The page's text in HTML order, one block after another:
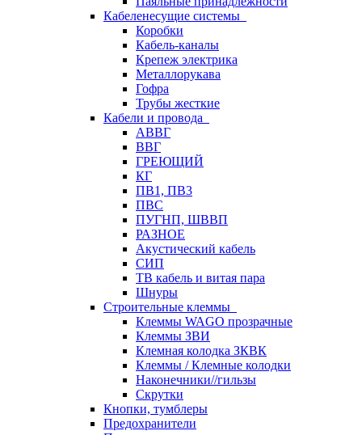
Кабеленесущие системы
Коробки
Кабель-каналы
Крепеж электрика
Металлорукава
Гофра
Трубы жесткие
Кабели и провода
АВВГ
ВВГ
ГРЕЮЩИЙ
КГ
ПВ1, ПВ3
ПВС
ПУГНП, ШВВП
РАЗНОЕ
Акустический кабель
СИП
ТВ кабель и витая пара
Шнуры
Строительные клеммы
Клеммы WAGO прозрачные
Клеммы ЗВИ
Клемная колодка ЗКВК
Клеммы / Клемные колодки
Наконечники//гильзы
Скрутки
Кнопки, тумблеры
Предохранители